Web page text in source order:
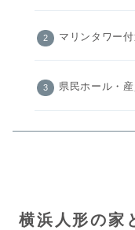
マリンタワー
県民ホール・
横浜人形の家